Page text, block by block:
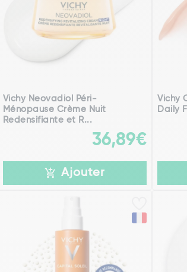
Vichy Neovadiol Péri-
Ménopause Crème Nuit
Redensifiante et R...
36,89€
Ajouter
Vichy
Daily